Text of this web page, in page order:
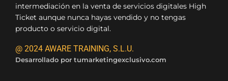
intermediación en la venta de servicios digitales High
Ticket aunque nunca hayas vendido y no tengas
producto o servicio digital.
@ 2024 AWARE TRAINING, S.L.U.
Desarrollado por tumarketingexclusivo.com